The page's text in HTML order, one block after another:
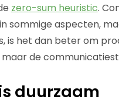
zero-sum heuristic.
sommige aspecten,
is het dan beter om
de
duurzaam